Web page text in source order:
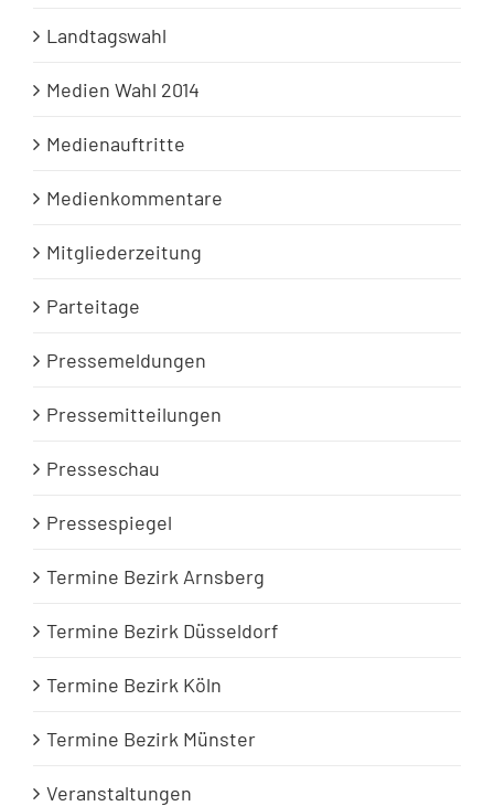
Landtagswahl
Medien Wahl 2014
Medienauftritte
Medienkommentare
Mitgliederzeitung
Parteitage
Pressemeldungen
Pressemitteilungen
Presseschau
Pressespiegel
Termine Bezirk Arnsberg
Termine Bezirk Düsseldorf
Termine Bezirk Köln
Termine Bezirk Münster
Veranstaltungen